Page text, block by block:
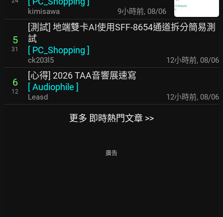
kimisawa 9小時前, 08/06
5
31
[測試] 地端雙卡AI使用SFF-8654通道拆分簡易測
試
[ PC_Shopping ]
ck203l5 12小時前, 08/06
6
12
[心得] 2026 TAA音響展速寫
[Audiophile ]
Leasd 12小時前, 08/06
更多 即時熱門文章 >>
廣告